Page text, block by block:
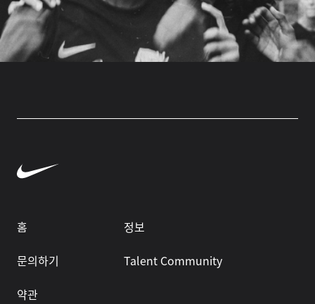
홈
정보
문의하기
Talent Community
약관